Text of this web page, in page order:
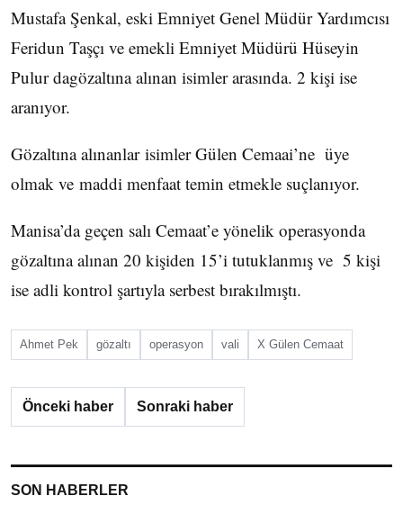
Mustafa Şenkal, eski Emniyet Genel Müdür Yardımcısı
Feridun Taşçı ve emekli Emniyet Müdürü Hüseyin
Pulur dagözaltına alınan isimler arasında. 2 kişi ise
aranıyor.
Gözaltına alınanlar isimler Gülen Cemaai’ne üye
olmak ve maddi menfaat temin etmekle suçlanıyor.
Manisa’da geçen salı Cemaat’e yönelik operasyonda
gözaltına alınan 20 kişiden 15’i tutuklanmış ve 5 kişi
ise adli kontrol şartıyla serbest bırakılmıştı.
Ahmet Pek gözaltı operasyon vali X Gülen Cemaat
Önceki haber Sonraki haber
SON HABERLER